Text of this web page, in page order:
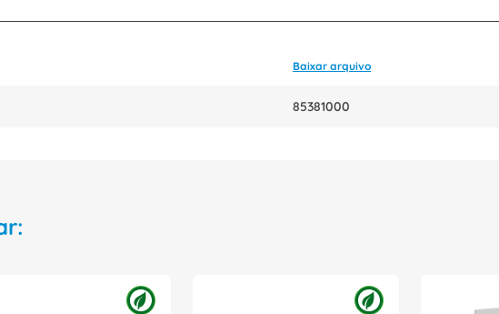
Baixar arquivo
85381000